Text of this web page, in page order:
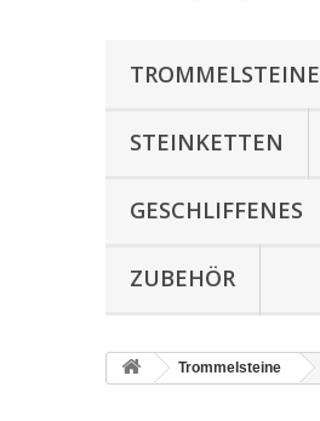
TROMMELSTEINE
STEINKETTEN
GESCHLIFFENES
ZUBEHÖR
Trommelsteine